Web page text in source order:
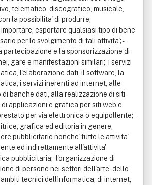
telematico, discografico, musicale,
la possibilita' di produrre,
esportare qualsiasi tipo di bene
per lo svolgimento di tali attivita'; -
partecipazione e la sponsorizzazione di
gare e manifestazioni similari; - i servizi
l'elaborazione dati, il software, la
i servizi inerenti ad internet, alle
banche dati, alla realizzazione di siti
applicazioni e grafica per siti web e
per via elettronica o equipollente; -
grafica ed editoria in genere,
pubblicitarie nonche' tutte le attivita'
ed indirettamente all'attivita'
pubblicitaria; - l'organizzazione di
di persone nei settori dell'arte, dello
tecnici dell'informatica, di internet,